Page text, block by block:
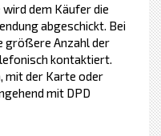
dem Käufer die
abgeschickt. Bei
größere Anzahl der
kontaktiert.
mit der Karte oder
mit DPD